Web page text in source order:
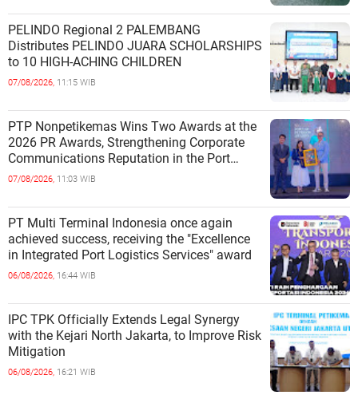
PELINDO Regional 2 PALEMBANG
Distributes PELINDO JUARA SCHOLARSHIPS
to 10 HIGH-ACHING CHILDREN
07/08/2026, 11:15 WIB
PTP Nonpetikemas Wins Two Awards at the
2026 PR Awards, Strengthening Corporate
Communications Reputation in the Port
Sector
07/08/2026, 11:03 WIB
PT Multi Terminal Indonesia once again
achieved success, receiving the "Excellence
in Integrated Port Logistics Services" award
06/08/2026, 16:44 WIB
IPC TPK Officially Extends Legal Synergy
with the Kejari North Jakarta, to Improve Risk
Mitigation
06/08/2026, 16:21 WIB